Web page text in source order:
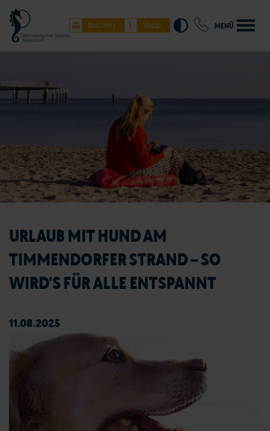
Buchen Shop MENÜ
URLAUB MIT HUND AM
TIMMENDORFER STRAND – SO
WIRD'S FÜR ALLE ENTSPANNT
11.08.2025